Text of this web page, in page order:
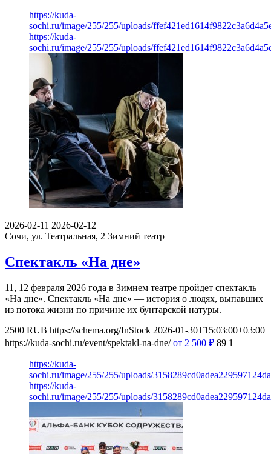
https://kuda-
sochi.ru/image/255/255/uploads/
https://kuda-
sochi.ru/image/255/255/uploads/
2026-02-11 2026-02-12
Сочи, ул. Театральная, 2 Зимний театр
Спектакль «На дне»
11, 12 февраля 2026 года в Зимнем театре пройдет спектакль
«На дне». Спектакль «На дне» — история о людях, выпавших
из потока жизни по причине их бунтарской натуры.
2500 RUB https://schema.org/InStock 2026-01-30T15:03:00+03:00
https://kuda-sochi.ru/event/spektakl-na-dne/ от 2 500 ₽ 89 1
https://kuda-
sochi.ru/image/255/255/uploads/
https://kuda-
sochi.ru/image/255/255/uploads/